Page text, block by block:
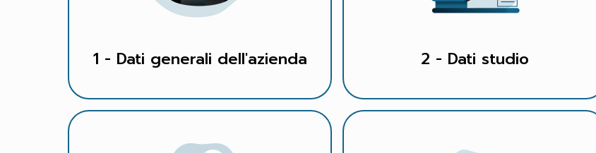
1 - Dati generali dell'azienda 2 - Dati studio